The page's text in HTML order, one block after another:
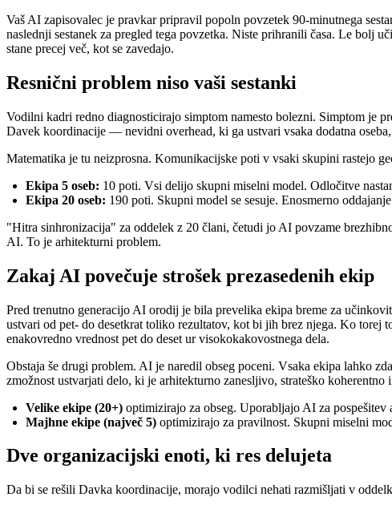
Vaš AI zapisovalec je pravkar pripravil popoln povzetek 90-minutnega
naslednji sestanek za pregled tega povzetka. Niste prihranili časa. Le
stane precej več, kot se zavedajo.
Resnični problem niso vaši sestanki
Vodilni kadri redno diagnosticirajo simptom namesto bolezni. Simptom je
Davek koordinacije — nevidni overhead, ki ga ustvari vsaka dodatna
Matematika je tu neizprosna. Komunikacijske poti v vsaki skupini rastejo
Ekipa 5 oseb: 10 poti. Vsi delijo skupni miselni model. Odločitve
Ekipa 20 oseb: 190 poti. Skupni model se sesuje. Enosmerno
"Hitra sinhronizacija" za oddelek z 20 člani, četudi jo AI povzame
AI. To je arhitekturni problem.
Zakaj AI povečuje strošek prezasedenih ekip
Pred trenutno generacijo AI orodij je bila prevelika ekipa breme za
ustvari od pet- do desetkrat toliko rezultatov, kot bi jih brez njega. Ko torej
enakovredno vrednost pet do deset ur visokokakovostnega dela.
Obstaja še drugi problem. AI je naredil obseg poceni. Vsaka ekipa lahko
zmožnost ustvarjati delo, ki je arhitekturno zanesljivo, strateško
Velike ekipe (20+) optimizirajo za obseg. Uporabljajo AI za
Majhne ekipe (največ 5) optimizirajo za pravilnost. Skupni miselni
Dve organizacijski enoti, ki res delujeta
Da bi se rešili Davka koordinacije, morajo vodilci nehati razmišljati v